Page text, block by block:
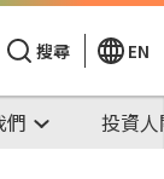
搜尋 EN
們 投資